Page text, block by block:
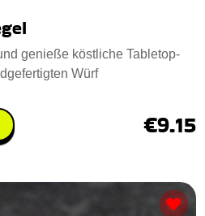
genieße köstliche Tabletop-
Würf
€9.15